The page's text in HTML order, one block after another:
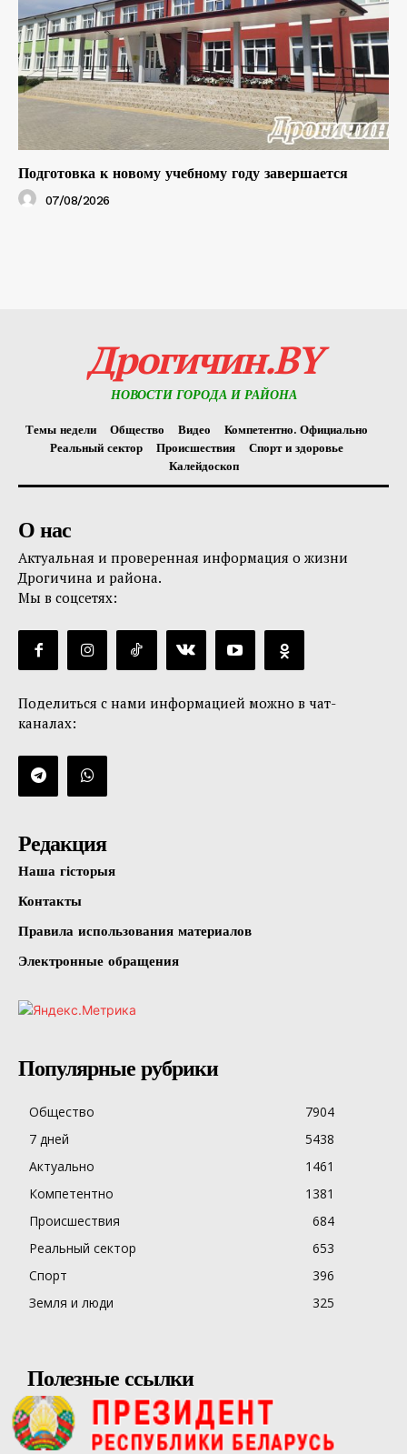
Подготовка к новому учебному году завершается
07/08/2026
Дрогичин.BY
НОВОСТИ ГОРОДА И РАЙОНА
Темы недели Общество Видео
Компетентно. Официально
Реальный сектор
Происшествия
Спорт и здоровье
Калейдоскоп
О нас
Актуальная и проверенная информация о жизни
Дрогичина и района.
Мы в соцсетях:
Поделиться с нами информацией можно в чат-
каналах:
Редакция
Наша гісторыя
Контакты
Правила использования материалов
Электронные обращения
Популярные рубрики
Общество
7904
7 дней
5438
Актуально
1461
Компетентно
1381
Происшествия
684
Реальный сектор
653
Спорт
396
Земля и люди
325
Полезные ссылки